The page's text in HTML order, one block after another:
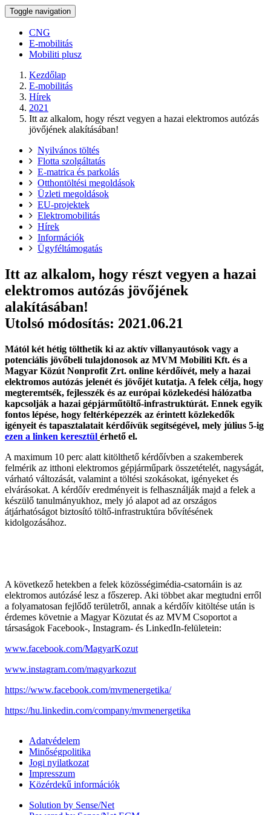
Toggle navigation
CNG
E-mobilitás
Mobiliti plusz
Kezdőlap
E-mobilitás
Hírek
2021
Itt az alkalom, hogy részt vegyen a hazai elektromos autózás
jövőjének alakításában!
Nyilvános töltés
Flotta szolgáltatás
E-matrica és parkolás
Otthontöltési megoldások
Üzleti megoldások
EU-projektek
Elektromobilitás
Hírek
Információk
Ügyféltámogatás
Itt az alkalom, hogy részt vegyen a hazai
elektromos autózás jövőjének
alakításában!
Utolsó módosítás: 2021.06.21
Mától két hétig tölthetik ki az aktív villanyautósok vagy a
potenciális jövőbeli tulajdonosok az MVM Mobiliti Kft. és a
Magyar Közút Nonprofit Zrt. online kérdőívét, mely a hazai
elektromos autózás jelenét és jövőjét kutatja. A felek célja, hogy
megteremtsék, fejlesszék és az európai közlekedési hálózatba
kapcsolják a hazai gépjárműtöltő-infrastruktúrát. Ennek egyik
fontos lépése, hogy feltérképezzék az érintett közlekedők
igényeit és tapasztalatait kérdőívük segítségével, mely július 5-ig
ezen a linken keresztül érhető el.
A maximum 10 perc alatt kitölthető kérdőívben a szakemberek
felmérik az itthoni elektromos gépjárműpark összetételét, nagyságát,
várható változását, valamint a töltési szokásokat, igényeket és
elvárásokat. A kérdőív eredményeit is felhasználják majd a felek a
készülő tanulmányukhoz, mely jó alapot ad az országos
átjárhatóságot biztosító töltő-infrastruktúra bővítésének
kidolgozásához.
A következő hetekben a felek közösségimédia-csatornáin is az
elektromos autózásé lesz a főszerep. Aki többet akar megtudni erről
a folyamatosan fejlődő területről, annak a kérdőív kitöltése után is
érdemes követnie a Magyar Közutat és az MVM Csoportot a
társaságok Facebook-, Instagram- és LinkedIn-felületein:
www.facebook.com/MagyarKozut
www.instagram.com/magyarkozut
https://www.facebook.com/mvmenergetika/
https://hu.linkedin.com/company/mvmenergetika
Adatvédelem
Minőségpolitika
Jogi nyilatkozat
Impresszum
Közérdekű információk
Solution by Sense/Net